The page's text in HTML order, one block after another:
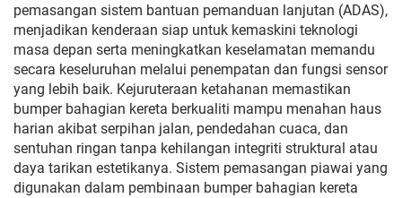
pemasangan sistem bantuan pemanduan lanjutan (ADAS),
menjadikan kenderaan siap untuk kemaskini teknologi
masa depan serta meningkatkan keselamatan memandu
secara keseluruhan melalui penempatan dan fungsi sensor
yang lebih baik. Kejuruteraan ketahanan memastikan
bumper bahagian kereta berkualiti mampu menahan haus
harian akibat serpihan jalan, pendedahan cuaca, dan
sentuhan ringan tanpa kehilangan integriti struktural atau
daya tarikan estetikanya. Sistem pemasangan piawai yang
digunakan dalam pembinaan bumper bahagian kereta